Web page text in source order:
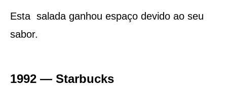
Esta salada ganhou espaço devido ao seu
sabor.
1992 — Starbucks